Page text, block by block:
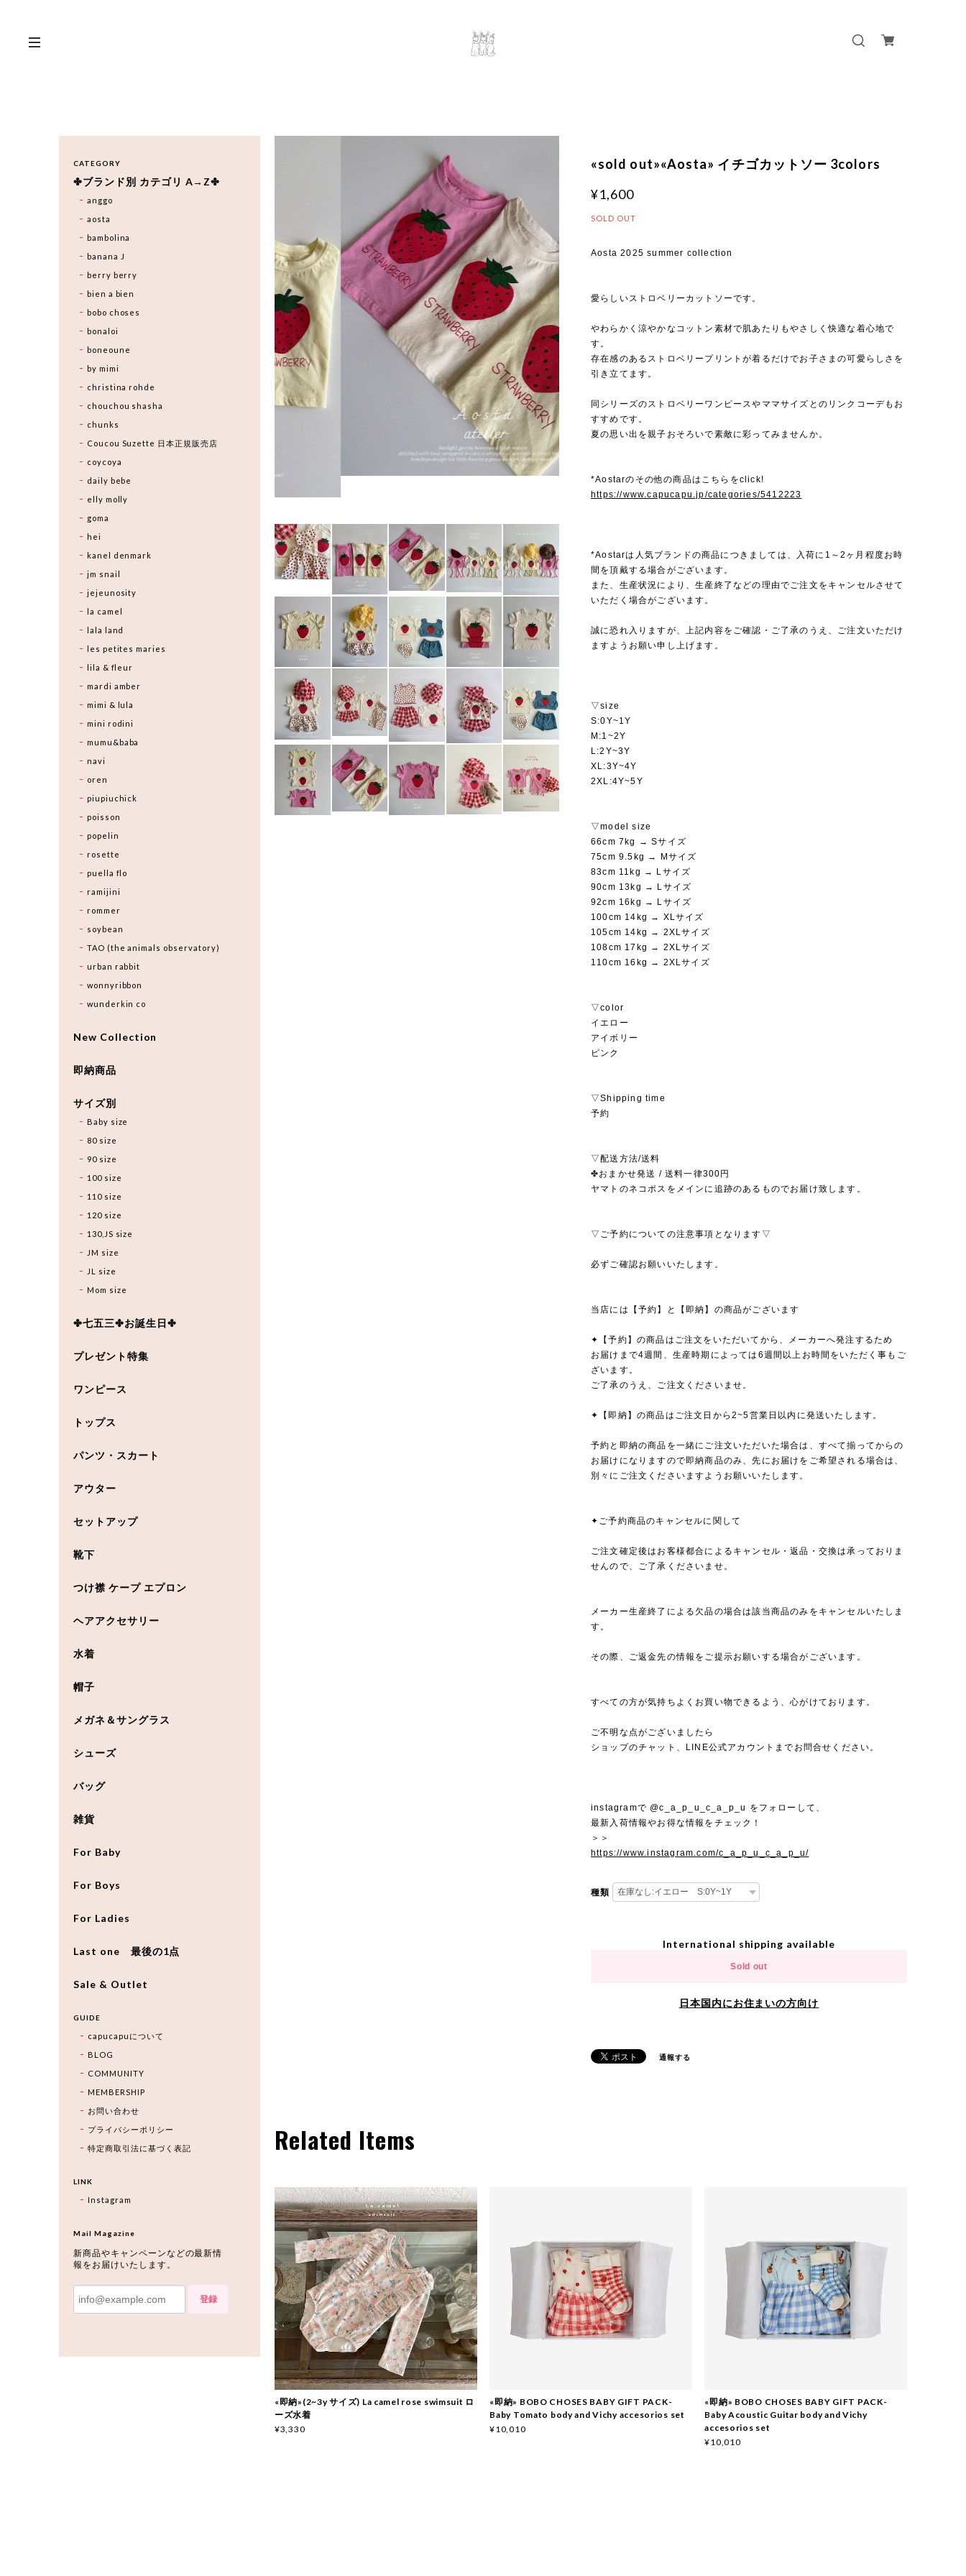
«sold out»«Aosta» イチゴカットソー 3colors
¥1,600
SOLD OUT
Aosta 2025 summer collection
愛らしいストロベリーカットソーです。
やわらかく涼やかなコットン素材で肌あたりもやさしく快適な着心地で
す。
存在感のあるストロベリープリントが着るだけでお子さまの可愛らしさを
引き立てます。
同シリーズのストロベリーワンピースやママサイズとのリンクコーデもお
すすめです。
夏の思い出を親子おそろいで素敵に彩ってみませんか。
*Aostarのその他の商品はこちらをclick!
https://www.capucapu.jp/categories/5412223
*Aostarは人気ブランドの商品につきましては、入荷に1～2ヶ月程度お時
間を頂戴する場合がございます。
また、生産状況により、生産終了などの理由でご注文をキャンセルさせて
いただく場合がございます。
誠に恐れ入りますが、上記内容をご確認・ご了承のうえ、ご注文いただけ
ますようお願い申し上げます。
▽size
S:0Y~1Y
M:1~2Y
L:2Y~3Y
XL:3Y~4Y
2XL:4Y~5Y
▽model size
66cm 7kg → Sサイズ
75cm 9.5kg → Mサイズ
83cm 11kg → Lサイズ
90cm 13kg → Lサイズ
92cm 16kg → Lサイズ
100cm 14kg → XLサイズ
105cm 14kg → 2XLサイズ
108cm 17kg → 2XLサイズ
110cm 16kg → 2XLサイズ
▽color
イエロー
アイボリー
ピンク
▽Shipping time
予約
▽配送方法/送料
✤おまかせ発送 / 送料一律300円
ヤマトのネコポスをメインに追跡のあるものでお届け致します。
▽ご予約についての注意事項となります▽
必ずご確認お願いいたします。
当店には【予約】と【即納】の商品がございます
✦【予約】の商品はご注文をいただいてから、メーカーへ発注するため
お届けまで4週間、生産時期によっては6週間以上お時間をいただく事もご
ざいます。
ご了承のうえ、ご注文くださいませ。
✦【即納】の商品はご注文日から2~5営業日以内に発送いたします。
予約と即納の商品を一緒にご注文いただいた場合は、すべて揃ってからの
お届けになりますので即納商品のみ、先にお届けをご希望される場合は、
別々にご注文くださいますようお願いいたします。
✦ご予約商品のキャンセルに関して
ご注文確定後はお客様都合によるキャンセル・返品・交換は承っておりま
せんので、ご了承くださいませ。
メーカー生産終了による欠品の場合は該当商品のみをキャンセルいたしま
す。
その際、ご返金先の情報をご提示お願いする場合がございます。
すべての方が気持ちよくお買い物できるよう、心がけております。
ご不明な点がございましたら
ショップのチャット、LINE公式アカウントまでお問合せください。
instagramで @c_a_p_u_c_a_p_u をフォローして、
最新入荷情報やお得な情報をチェック！
＞＞
https://www.instagram.com/c_a_p_u_c_a_p_u/
種類
International shipping available
Sold out
日本国内にお住まいの方向け
通報する
Related Items
«即納»(2~3y サイズ) La camel rose swimsuit ロ
ーズ水着
¥3,330
«即納» BOBO CHOSES BABY GIFT PACK-
Baby Tomato body and Vichy accesorios set
¥10,010
«即納» BOBO CHOSES BABY GIFT PACK-
Baby Acoustic Guitar body and Vichy
accesorios set
¥10,010
CATEGORY
✤ブランド別 カテゴリ A→Z✤
anggo
aosta
bambolina
banana J
berry berry
bien a bien
bobo choses
bonaloi
boneoune
by mimi
christina rohde
chouchou shasha
chunks
Coucou Suzette 日本正規販売店
coycoya
daily bebe
elly molly
goma
hei
kanel denmark
jm snail
jejeunosity
la camel
lala land
les petites maries
lila & fleur
mardi amber
mimi & lula
mini rodini
mumu&baba
navi
oren
piupiuchick
poisson
popelin
rosette
puella flo
ramijini
rommer
soybean
TAO (the animals observatory)
urban rabbit
wonnyribbon
wunderkin co
New Collection
即納商品
サイズ別
Baby size
80 size
90 size
100 size
110 size
120 size
130,JS size
JM size
JL size
Mom size
✤七五三✤お誕生日✤
プレゼント特集
ワンピース
トップス
パンツ・スカート
アウター
セットアップ
靴下
つけ襟 ケープ エプロン
ヘアアクセサリー
水着
帽子
メガネ＆サングラス
シューズ
バッグ
雑貨
For Baby
For Boys
For Ladies
Last one 最後の1点
Sale & Outlet
GUIDE
capucapuについて
BLOG
COMMUNITY
MEMBERSHIP
お問い合わせ
プライバシーポリシー
特定商取引法に基づく表記
LINK
Instagram
Mail Magazine
新商品やキャンペーンなどの最新情
報をお届けいたします。
登録